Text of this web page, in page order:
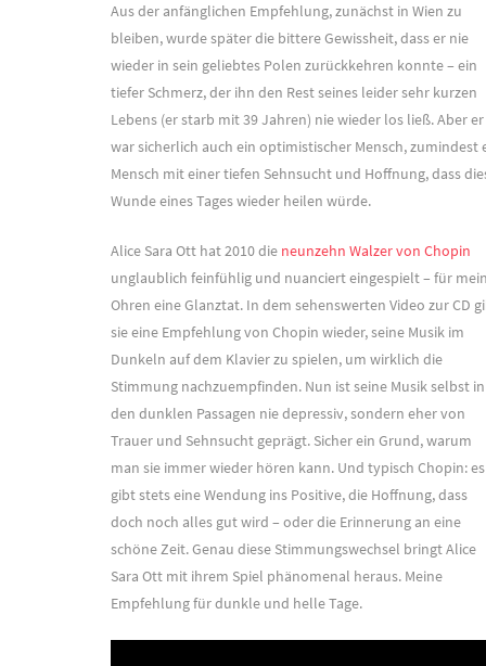
Aus der anfänglichen Empfehlung, zunächst in Wien zu
bleiben, wurde später die bittere Gewissheit, dass er nie
wieder in sein geliebtes Polen zurückkehren konnte – ein
tiefer Schmerz, der ihn den Rest seines leider sehr kurzen
Lebens (er starb mit 39 Jahren) nie wieder los ließ. Aber er
war sicherlich auch ein optimistischer Mensch, zumindest
Mensch mit einer tiefen Sehnsucht und Hoffnung, dass
Wunde eines Tages wieder heilen würde.
Alice Sara Ott hat 2010 die neunzehn Walzer von Chopin
unglaublich feinfühlig und nuanciert eingespielt – für
Ohren eine Glanztat. In dem sehenswerten Video zur CD
sie eine Empfehlung von Chopin wieder, seine Musik im
Dunkeln auf dem Klavier zu spielen, um wirklich die
Stimmung nachzuempfinden. Nun ist seine Musik selbst in
den dunklen Passagen nie depressiv, sondern eher von
Trauer und Sehnsucht geprägt. Sicher ein Grund, warum
man sie immer wieder hören kann. Und typisch Chopin: es
gibt stets eine Wendung ins Positive, die Hoffnung, dass
doch noch alles gut wird – oder die Erinnerung an eine
schöne Zeit. Genau diese Stimmungswechsel bringt Alice
Sara Ott mit ihrem Spiel phänomenal heraus. Meine
Empfehlung für dunkle und helle Tage.